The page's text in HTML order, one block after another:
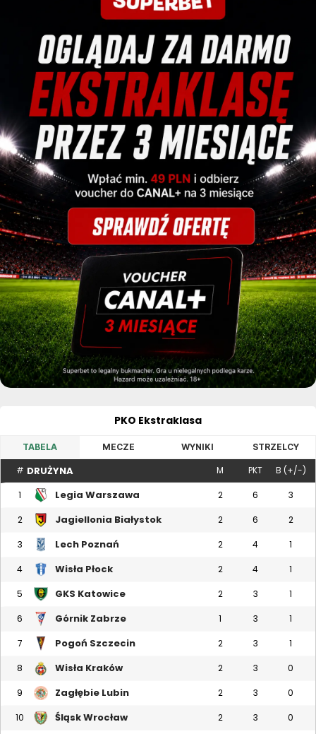
PKO Ekstraklasa
TABELA MECZE WYNIKI STRZELCY
# DRUŻYNA M PKT B (+/-)
1 Legia Warszawa 2 6 3
2 Jagiellonia Białystok 2 6 2
3 Lech Poznań 2 4 1
4 Wisła Płock 2 4 1
5 GKS Katowice 2 3 1
6 Górnik Zabrze 1 3 1
7 Pogoń Szczecin 2 3 1
8 Wisła Kraków 2 3 0
9 Zagłębie Lubin 2 3 0
10 Śląsk Wrocław 2 3 0